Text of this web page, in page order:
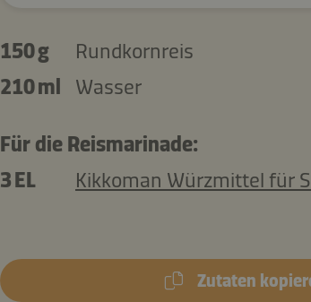
150 g
Rundkornreis
210 ml
Wasser
Für die Reismarinade:
3 EL
Kikkoman Würzmittel für
Zutaten